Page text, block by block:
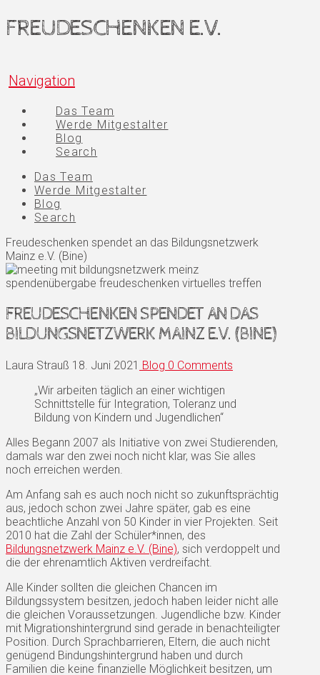
FREUDESCHENKEN E.V.
Navigation
Das Team
Werde Mitgestalter
Blog
Search
Das Team
Werde Mitgestalter
Blog
Search
Freudeschenken spendet an das Bildungsnetzwerk
Mainz e.V. (Bine)
FREUDESCHENKEN SPENDET AN DAS
BILDUNGSNETZWERK MAINZ E.V. (BINE)
Laura Strauß 18. Juni 2021 Blog 0 Comments
„Wir arbeiten täglich an einer wichtigen
Schnittstelle für Integration, Toleranz und
Bildung von Kindern und Jugendlichen“
Alles Begann 2007 als Initiative von zwei Studierenden,
damals war den zwei noch nicht klar, was Sie alles
noch erreichen werden.
Am Anfang sah es auch noch nicht so zukunftsprächtig
aus, jedoch schon zwei Jahre später, gab es eine
beachtliche Anzahl von 50 Kinder in vier Projekten. Seit
2010 hat die Zahl der Schüler*innen, des
Bildungsnetzwerk Mainz e.V. (Bine), sich verdoppelt und
die der ehrenamtlich Aktiven verdreifacht.
Alle Kinder sollten die gleichen Chancen im
Bildungssystem besitzen, jedoch haben leider nicht alle
die gleichen Voraussetzungen. Jugendliche bzw. Kinder
mit Migrationshintergrund sind gerade in benachteiligter
Position. Durch Sprachbarrieren, Eltern, die auch nicht
genügend Bindungshintergrund haben und durch
Familien die keine finanzielle Möglichkeit besitzen, um